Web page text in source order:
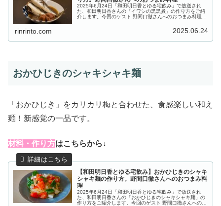
2025年6月24日「和田明日香とゆる宅飲み」で放送され
た、和田明日香さんの「イワシの黒黒煮」の作り方をご紹
介します。今回のゲスト 野間口徹さんへのおつまみ料理
rinrinto.com 2025.06.24
おかひじきのシャキシャキ麺
「おかひじき」をカリカリ梅と合わせた、食感楽しい和え
麺！新感覚の一品です。
材料・作り方はこちらから↓
【和田明日香とゆる宅飲み】おかひじきのシャキ
シャキ麺の作り方。野間口徹さんへのおつまみ料
理
2025年6月24日「和田明日香とゆる宅飲み」で放送され
た、和田明日香さんの「おかひじきのシャキシャキ麺」の
作り方をご紹介します。今回のゲスト 野間口徹さんへのお